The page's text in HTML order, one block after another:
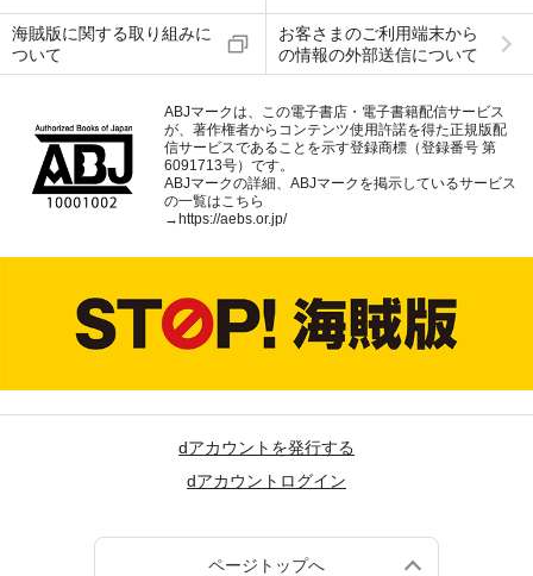
海賊版に関する取り組みに
ついて
お客さまのご利用端末から
の情報の外部送信について
ABJマークは、この電子書店・電子書籍配信サービス
が、著作権者からコンテンツ使用許諾を得た正規版配
信サービスであることを示す登録商標（登録番号 第
6091713号）です。
ABJマークの詳細、ABJマークを掲示しているサービス
の一覧はこちら
→ https://aebs.or.jp/
dアカウントを発行する
dアカウントログイン
ページトップへ